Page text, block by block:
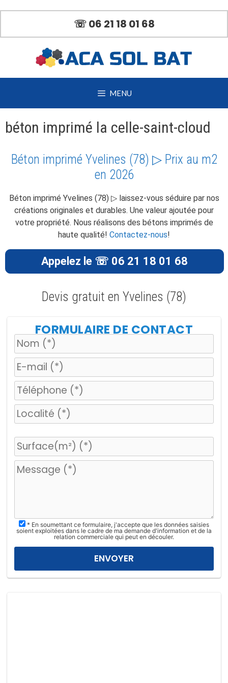
contenu
☏ 06 21 18 01 68
MENU
béton imprimé la celle-saint-cloud
Béton imprimé Yvelines (78) ▷ Prix au m2
en 2026
Béton imprimé Yvelines (78) ▷ laissez-vous séduire par nos
créations originales et durables. Une valeur ajoutée pour
votre propriété. Nous réalisons des bétons imprimés de
haute qualité! Contactez-nous!
Appelez le ☏ 06 21 18 01 68
Devis gratuit en Yvelines (78)
FORMULAIRE DE CONTACT
u
z
s
* En soumettant ce formulaire, j'accepte que les données saisies
soient exploitées dans le cadre de ma demande d'information et de la
relation commerciale qui peut en découler.